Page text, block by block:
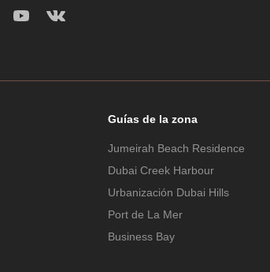
Guías de la zona
Jumeirah Beach Residence
Dubai Creek Harbour
Urbanización Dubai Hills
Port de La Mer
Business Bay